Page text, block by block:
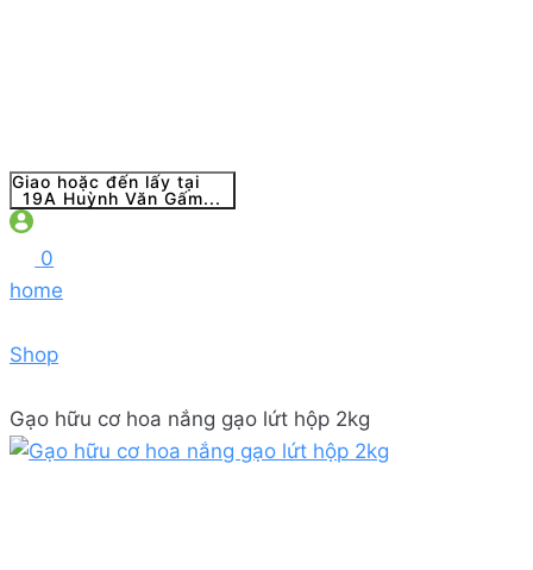
Giao hoặc đến lấy tại
19A Huỳnh Văn Gấm...
0
home
Shop
Gạo hữu cơ hoa nắng gạo lứt hộp 2kg